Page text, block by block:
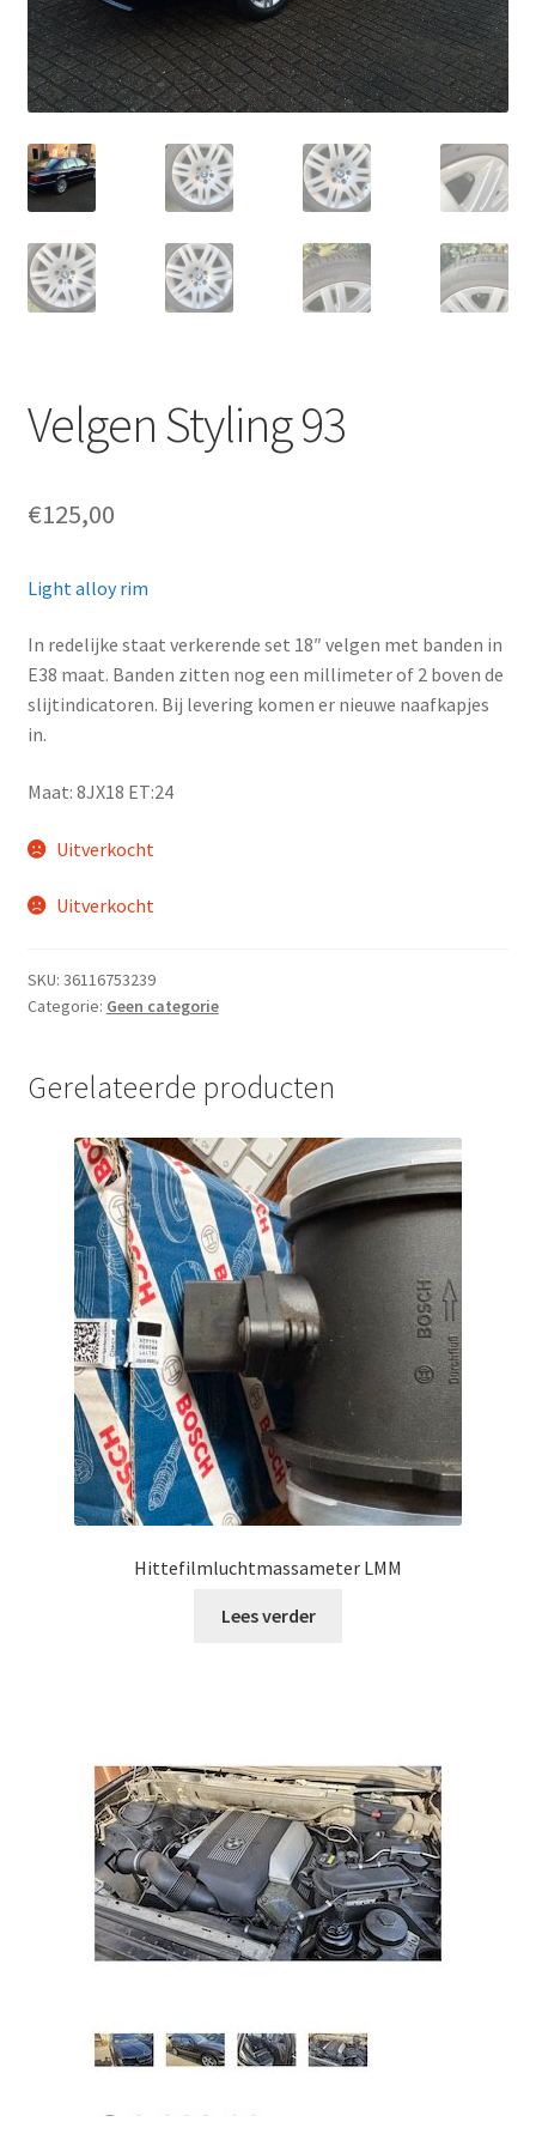
Velgen Styling 93
€125,00
Light alloy rim
In redelijke staat verkerende set 18″ velgen met banden in
E38 maat. Banden zitten nog een millimeter of 2 boven de
slijtindicatoren. Bij levering komen er nieuwe naafkapjes
in.
Maat: 8JX18 ET:24
Uitverkocht
Uitverkocht
SKU: 36116753239
Categorie: Geen categorie
Gerelateerde producten
Hittefilmluchtmassameter LMM
Lees verder